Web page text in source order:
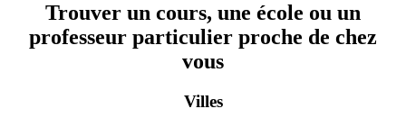
Trouver un cours, une école ou un
professeur particulier proche de chez
vous
Villes